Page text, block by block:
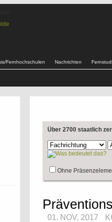
Fernhochschulen Nachrichten
Über 2700 staatlich
Ohne
01. NOV, 2017